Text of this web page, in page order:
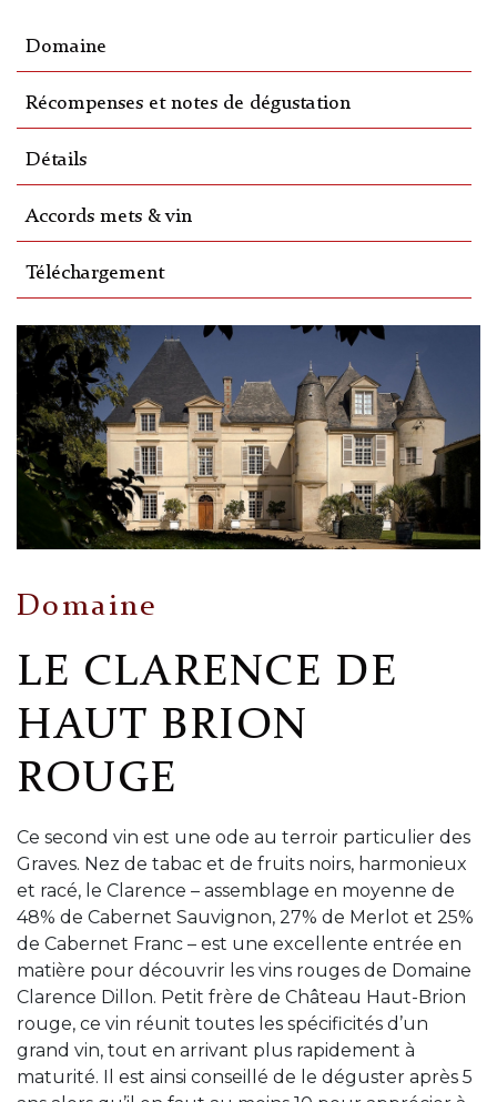
Domaine
Récompenses et notes de dégustation
Détails
Accords mets & vin
Téléchargement
Domaine
LE CLARENCE DE
HAUT BRION
ROUGE
Ce second vin est une ode au terroir particulier des
Graves. Nez de tabac et de fruits noirs, harmonieux
et racé, le Clarence – assemblage en moyenne de
48% de Cabernet Sauvignon, 27% de Merlot et 25%
de Cabernet Franc – est une excellente entrée en
matière pour découvrir les vins rouges de Domaine
Clarence Dillon. Petit frère de Château Haut-Brion
rouge, ce vin réunit toutes les spécificités d’un
grand vin, tout en arrivant plus rapidement à
maturité. Il est ainsi conseillé de le déguster après 5